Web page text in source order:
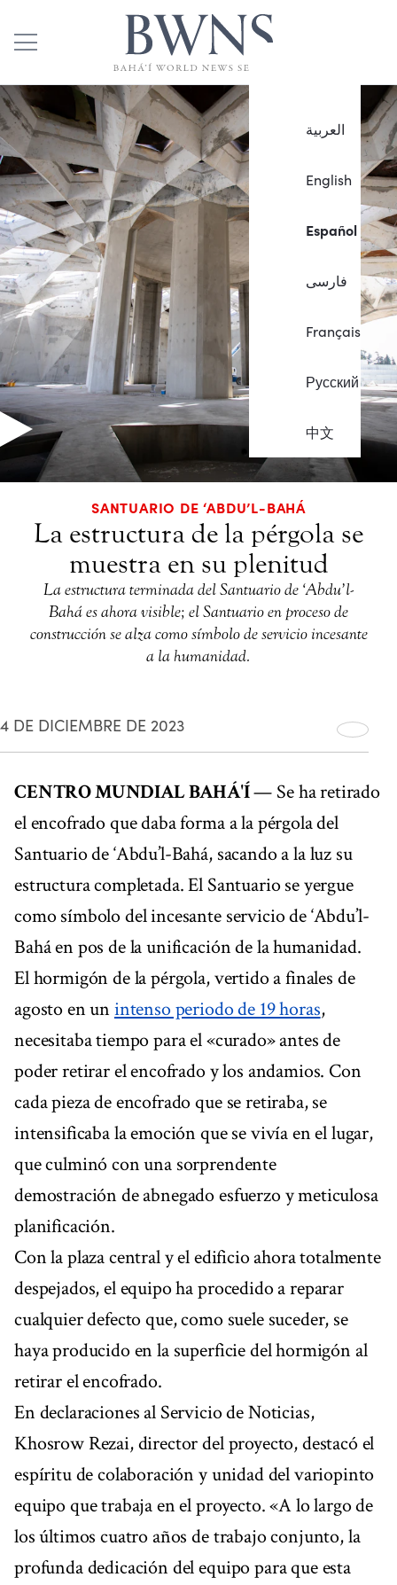
العربية
English
Español
فارسی
Français
Русский
中文
SANTUARIO DE ‘ABDU’L-BAHÁ
La estructura de la pérgola se
muestra en su plenitud
La estructura terminada del Santuario de ‘Abdu’l-
Bahá es ahora visible; el Santuario en proceso de
construcción se alza como símbolo de servicio incesante
a la humanidad.
4 DE DICIEMBRE DE 2023
CENTRO MUNDIAL BAHÁ'Í— Se ha retirado
el encofrado que daba forma a la pérgola del
Santuario de ‘Abdu’l-Bahá, sacando a la luz su
estructura completada. El Santuario se yergue
como símbolo del incesante servicio de ‘Abdu’l-
Bahá en pos de la unificación de la humanidad.
El hormigón de la pérgola, vertido a finales de
agosto en un intenso periodo de 19 horas,
necesitaba tiempo para el «curado» antes de
poder retirar el encofrado y los andamios. Con
cada pieza de encofrado que se retiraba, se
intensificaba la emoción que se vivía en el lugar,
que culminó con una sorprendente
demostración de abnegado esfuerzo y meticulosa
planificación.
Con la plaza central y el edificio ahora totalmente
despejados, el equipo ha procedido a reparar
cualquier defecto que, como suele suceder, se
haya producido en la superficie del hormigón al
retirar el encofrado.
En declaraciones al Servicio de Noticias,
Khosrow Rezai, director del proyecto, destacó el
espíritu de colaboración y unidad del variopinto
equipo que trabaja en el proyecto. «A lo largo de
los últimos cuatro años de trabajo conjunto, la
profunda dedicación del equipo para que esta